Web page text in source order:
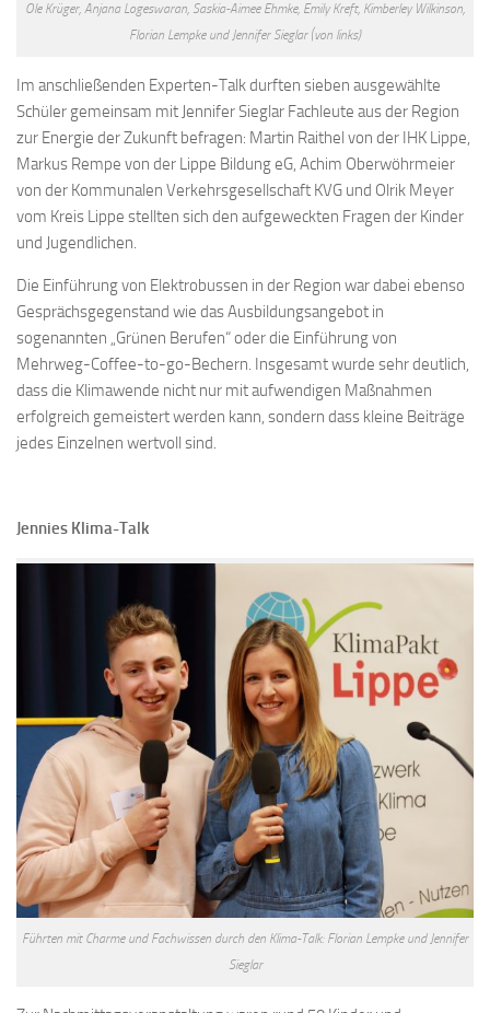
Ole Krüger, Anjana Logeswaran, Saskia-Aimee Ehmke, Emily Kreft, Kimberley Wilkinson,
Florian Lempke und Jennifer Sieglar (von links)
Im anschließenden Experten-Talk durften sieben ausgewählte
Schüler gemeinsam mit Jennifer Sieglar Fachleute aus der Region
zur Energie der Zukunft befragen: Martin Raithel von der IHK Lippe,
Markus Rempe von der Lippe Bildung eG, Achim Oberwöhrmeier
von der Kommunalen Verkehrsgesellschaft KVG und Olrik Meyer
vom Kreis Lippe stellten sich den aufgeweckten Fragen der Kinder
und Jugendlichen.
Die Einführung von Elektrobussen in der Region war dabei ebenso
Gesprächsgegenstand wie das Ausbildungsangebot in
sogenannten „Grünen Berufen“ oder die Einführung von
Mehrweg-Coffee-to-go-Bechern. Insgesamt wurde sehr deutlich,
dass die Klimawende nicht nur mit aufwendigen Maßnahmen
erfolgreich gemeistert werden kann, sondern dass kleine Beiträge
jedes Einzelnen wertvoll sind.
Jennies Klima-Talk
Führten mit Charme und Fachwissen durch den Klima-Talk: Florian Lempke und Jennifer
Sieglar